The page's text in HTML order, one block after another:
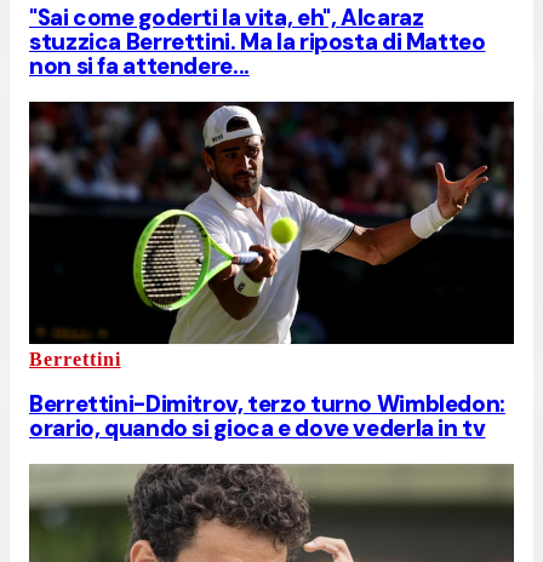
"Sai come goderti la vita, eh", Alcaraz
stuzzica Berrettini. Ma la riposta di Matteo
non si fa attendere...
Berrettini
Berrettini-Dimitrov, terzo turno Wimbledon:
orario, quando si gioca e dove vederla in tv